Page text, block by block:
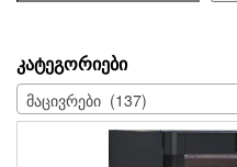
ᲙᲐᲢᲔᲒᲝᲠᲘᲔᲑᲘ
მაცივრები (137)